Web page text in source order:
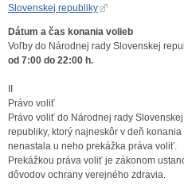
Slovenskej republiky
Dátum a čas konania volieb
Voľby do Národnej rady Slovenskej
od 7:00 do 22:00 h.
Právo voliť
Právo voliť do Národnej rady
republiky, ktorý najneskôr v deň
nenastala u neho prekážka práva voliť.
Prekážkou práva voliť je zákonom
dôvodov ochrany verejného zdravia.